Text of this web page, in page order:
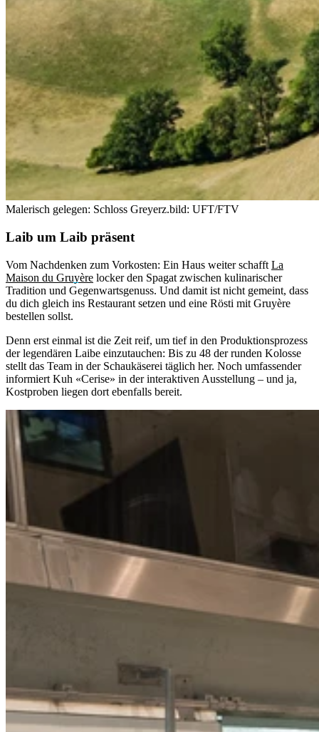
Malerisch gelegen: Schloss Greyerz.bild: UFT/FTV
Laib um Laib präsent
Vom Nachdenken zum Vorkosten: Ein Haus weiter schafft La
Maison du Gruyère locker den Spagat zwischen kulinarischer
Tradition und Gegenwartsgenuss. Und damit ist nicht gemeint, dass
du dich gleich ins Restaurant setzen und eine Rösti mit Gruyère
bestellen sollst.
Denn erst einmal ist die Zeit reif, um tief in den Produktionsprozess
der legendären Laibe einzutauchen: Bis zu 48 der runden Kolosse
stellt das Team in der Schaukäserei täglich her. Noch umfassender
informiert Kuh «Cerise» in der interaktiven Ausstellung – und ja,
Kostproben liegen dort ebenfalls bereit.